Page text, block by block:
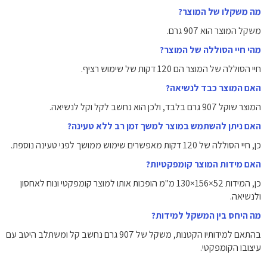
מה משקלו של המוצר?
משקל המוצר הוא ‎907‎ גרם.
מהי חיי הסוללה של המוצר?
חיי הסוללה של המוצר הם ‎120‎ דקות של שימוש רציף.
האם המוצר כבד לנשיאה?
המוצר שוקל ‎907‎ גרם בלבד, ולכן הוא נחשב לקל וקל לנשיאה.
האם ניתן להשתמש במוצר למשך זמן רב ללא טעינה?
כן, חיי הסוללה של ‎120‎ דקות מאפשרים שימוש ממושך לפני טעינה נוספת.
האם מידות המוצר קומפקטיות?
כן, המידות ‎130‎×‎156‎×‎52‎ מ"מ הופכות אותו למוצר קומפקטי ונוח לאחסון
ולנשיאה.
מה היחס בין המשקל למידות?
בהתאם למידותיו הקטנות, משקל של ‎907‎ גרם נחשב קל ומשתלב היטב עם
עיצובו הקומפקטי.